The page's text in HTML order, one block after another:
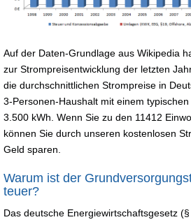
Auf der Daten-Grundlage aus Wikipedia
zur Strompreisentwicklung der letzten
die durchschnittlichen Strompreise in
3-Personen-Haushalt mit einem
3.500 kWh. Wenn Sie zu den 11412
können Sie durch unseren kostenlosen
Geld sparen.
Warum ist der
teuer?
Das deutsche Energiewirtschaftsgesetz